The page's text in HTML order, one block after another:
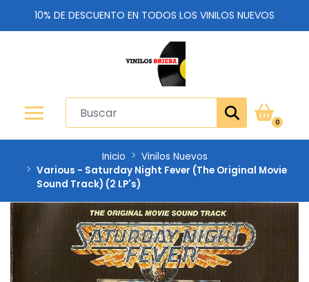
10% DE DESCUENTO EN TODOS LOS VINILOS NUEVOS
0
Inicio
Vinilos Nuevos
Various - Saturday Night Fever (The Original Movie
Sound Track) (2 LP's)